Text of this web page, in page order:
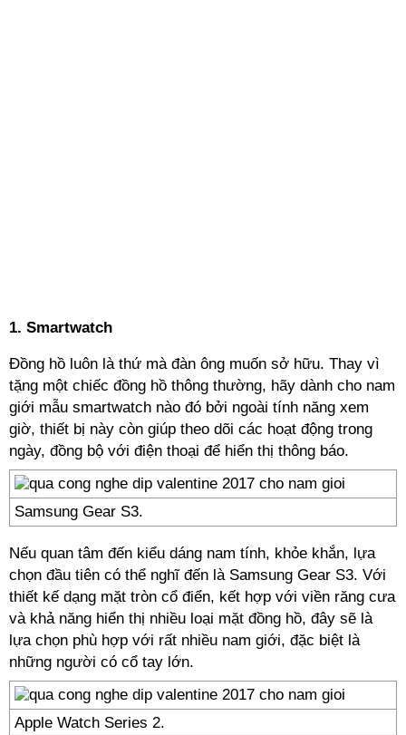
1. Smartwatch
Đồng hồ luôn là thứ mà đàn ông muốn sở hữu. Thay vì
tặng một chiếc đồng hồ thông thường, hãy dành cho nam
giới mẫu smartwatch nào đó bởi ngoài tính năng xem
giờ, thiết bị này còn giúp theo dõi các hoạt động trong
ngày, đồng bộ với điện thoại để hiển thị thông báo.
Samsung Gear S3.
Nếu quan tâm đến kiểu dáng nam tính, khỏe khắn, lựa
chọn đầu tiên có thể nghĩ đến là Samsung Gear S3. Với
thiết kế dạng mặt tròn cổ điển, kết hợp với viền răng cưa
và khả năng hiển thị nhiều loại mặt đồng hồ, đây sẽ là
lựa chọn phù hợp với rất nhiều nam giới, đặc biệt là
những người có cổ tay lớn.
Apple Watch Series 2.